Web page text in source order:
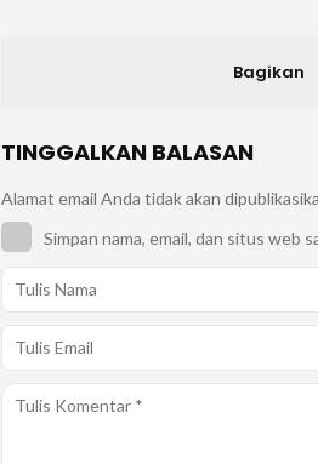
Bagikan
TINGGALKAN BALASAN
Alamat email Anda tidak akan
Simpan nama, email, dan situs web